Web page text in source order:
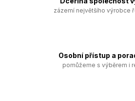
r
ý
p
zázemí největšího výrobce
Osobní přístup a
pomůžeme s výběrem i